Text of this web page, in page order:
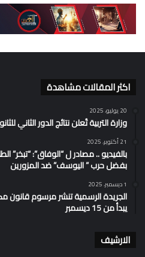
اكثر المقالات مشاهدة
20 يوليو، 2025
وزارة التربية تُعلن نتائج الدور
21 أكتوبر، 2025
بالفيديو .. مصادر ل “الوفاق”: “تبخر”
بفضل حرب ” اليوسف” ضد المزورين
1 ديسمبر، 2025
الجريدة الرسمية تنشر مرسوم قانون
يبدأ من 15 ديسمبر
الارشيف